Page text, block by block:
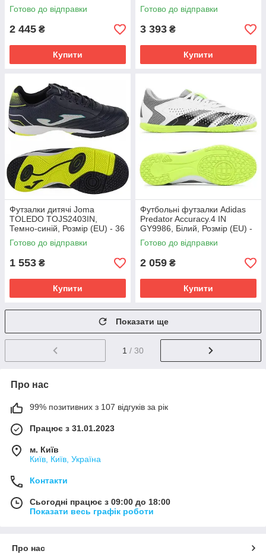
Готово до відправки
2 445 ₴
Купити
Готово до відправки
3 393 ₴
Купити
Футзалки дитячі Joma
TOLEDO TOJS2403IN,
Темно-синій, Розмір (EU) - 36
Готово до відправки
1 553 ₴
Купити
Футбольні футзалки Adidas
Predator Accuracy.4 IN
GY9986, Білий, Розмір (EU) -
42 2/3
Готово до відправки
2 059 ₴
Купити
Показати ще
1 / 30
Про нас
99% позитивних з 107 відгуків за рік
Працює з 31.01.2023
м. Київ
Київ, Київ, Україна
Контакти
Сьогодні працює з 09:00 до 18:00
Показати весь графік роботи
Про нас